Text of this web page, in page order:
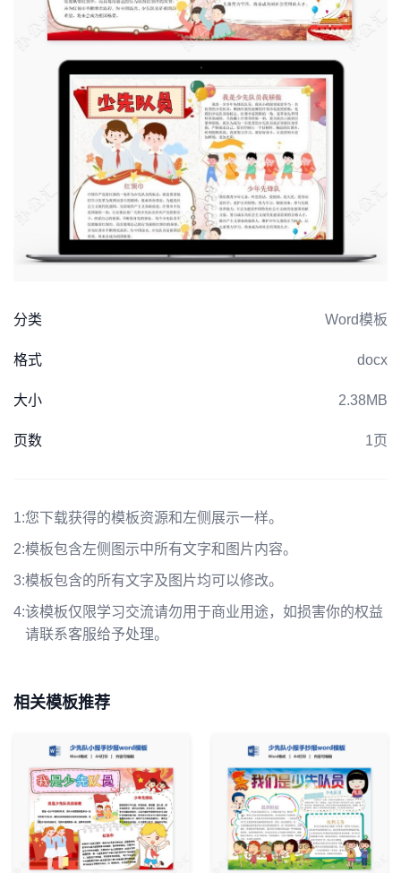
分类 Word模板
格式 docx
大小 2.38MB
页数 1页
1:您下载获得的模板资源和左侧展示一样。
2:模板包含左侧图示中所有文字和图片内容。
3:模板包含的所有文字及图片均可以修改。
4:该模板仅限学习交流请勿用于商业用途，如损害你的权益
请联系客服给予处理。
相关模板推荐